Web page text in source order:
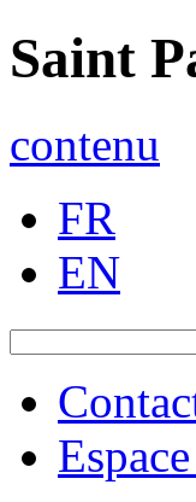
Saint
contenu
FR
EN